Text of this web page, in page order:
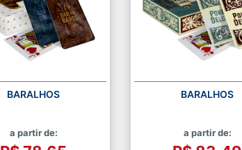
BARALHOS
a partir de:
BARALHOS
a partir de: